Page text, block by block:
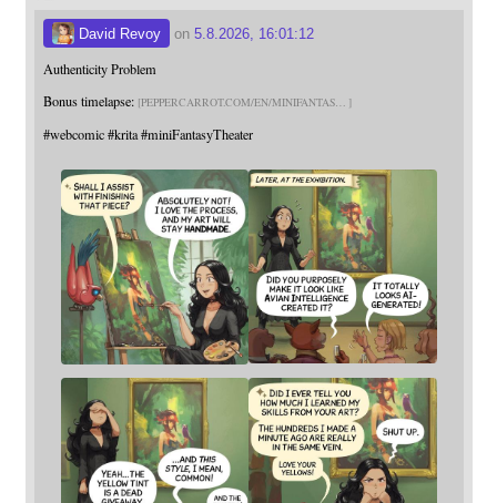
David Revoy on 5.8.2026, 16:01:12
Authenticity Problem
Bonus timelapse: PEPPERCARROT.COM/EN/MINIFANTAS
#webcomic #krita #miniFantasyTheater